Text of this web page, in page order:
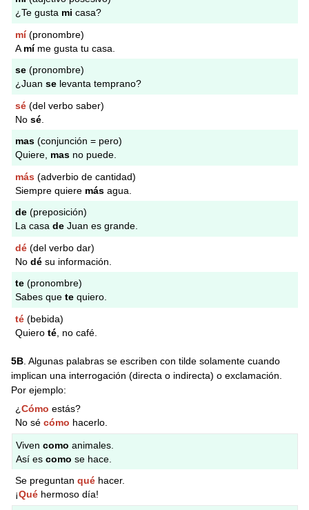
¿Te gusta mi casa?
mí(pronombre)
A míme gusta tu casa.
se (pronombre)
¿Juanse levanta temprano?
sé (del verbo saber)
Nosé
mas (conjunción = pero)
Quiere, mas no puede.
más (adverbio de cantidad)
Siempre quiere más agua.
de (preposición)
La casade Juan es grande.
dé (del verbo dar)
Nodé su información.
te (pronombre)
Sabes quete quiero.
té (bebida)
Quieroté , no café.
5B. Algunas palabras se escriben con tilde solamente cuando
implican una interrogación (directa o indirecta) o exclamación.
Por ejemplo:
¿Cómo estás?
No sécómo hacerlo.
Vivencomo animales.
Así escomo se hace.
Se preguntanqué hacer.
¡Qué hermoso día!